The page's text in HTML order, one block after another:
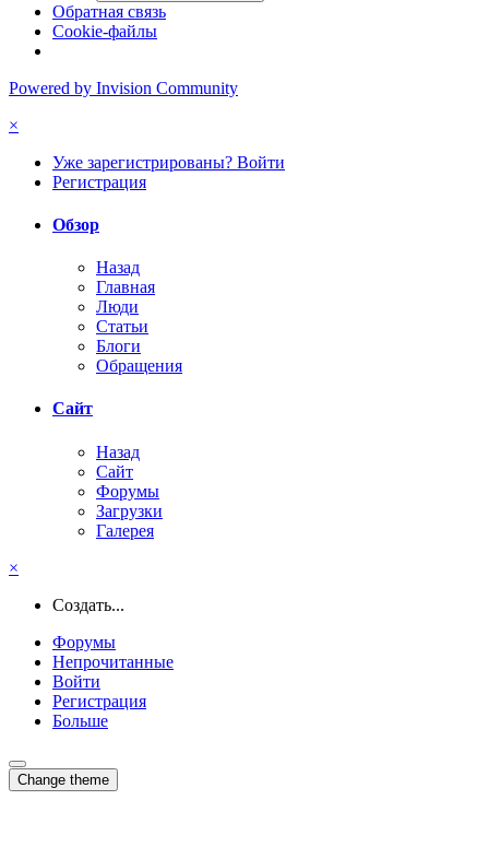
Обратная связь
Cookie-файлы
Powered by Invision Community
×
Уже зарегистрированы? Войти
Регистрация
Обзор
Назад
Главная
Люди
Статьи
Блоги
Обращения
Сайт
Назад
Сайт
Форумы
Загрузки
Галерея
×
Создать...
Форумы
Непрочитанные
Войти
Регистрация
Больше
Change theme